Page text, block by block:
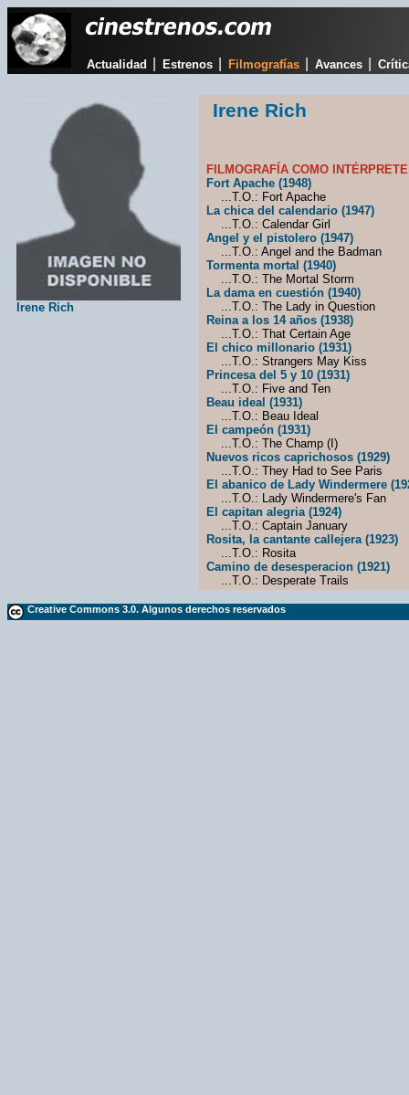
Actualidad Estrenos Filmografías Avances
Irene Rich
Irene Rich
FILMOGRAFÍA COMO
Fort Apache (1948)
...T.O.: Fort Apache
La chica del calendario (1947)
...T.O.: Calendar Girl
Angel y el pistolero (1947)
...T.O.: Angel and the Badman
Tormenta mortal (1940)
...T.O.: The Mortal Storm
La dama en cuestión (1940)
...T.O.: The Lady in Question
Reina a los 14 años (1938)
...T.O.: That Certain Age
El chico millonario (1931)
...T.O.: Strangers May Kiss
Princesa del 5 y 10 (1931)
...T.O.: Five and Ten
Beau ideal (1931)
...T.O.: Beau Ideal
El campeón (1931)
...T.O.: The Champ (I)
Nuevos ricos caprichosos (1929)
...T.O.: They Had to See Paris
El abanico de Lady Windermere
...T.O.: Lady Windermere's Fan
El capitan alegria (1924)
...T.O.: Captain January
Rosita, la cantante callejera (1923)
...T.O.: Rosita
Camino de desesperacion (1921)
...T.O.: Desperate Trails
Creative Commons 3.0. Algunos derechos reservados